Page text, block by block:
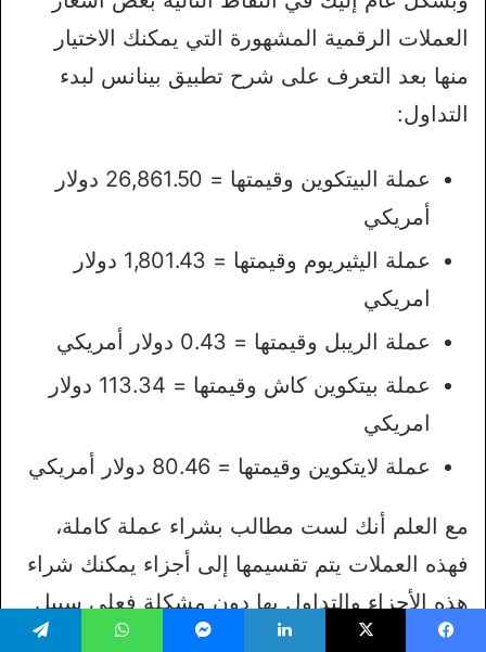
العملات الرقمية المشهورة التي يمكنك الاختيار
منها بعد التعرف على شرح تطبيق بينانس لبدء
التداول:
عملة البيتكوين وقيمتها = 26,861.50 دولار
أمريكي
عملة اليثيريوم وقيمتها = 1,801.43 دولار
امريكي
عملة الريبل وقيمتها = 0.43 دولار أمريكي
عملة بيتكوين كاش وقيمتها = 113.34 دولار
امريكي
عملة لايتكوين وقيمتها = 80.46 دولار أمريكي
مع العلم أنك لست مطالب بشراء عملة كاملة،
فهذه العملات يتم تقسيمها إلى أجزاء يمكنك شراء
هذه الأجزاء والتداول بها دون مشكلة فعلى سبيل
المثال كما ينقسم الـ 1 دولار إلى 100 سنت كذلك